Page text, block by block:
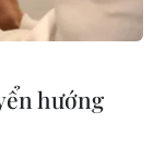
hướng